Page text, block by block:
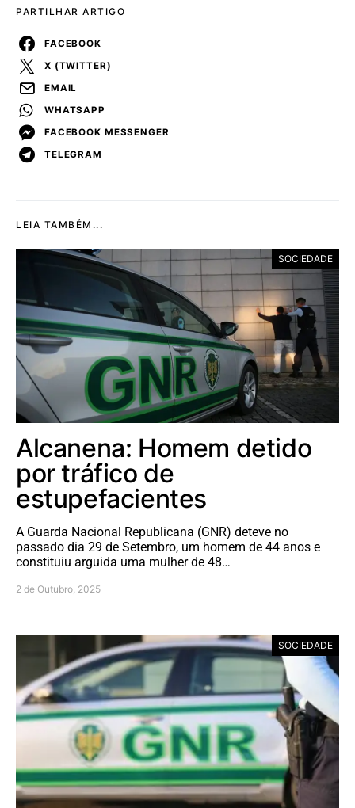
PARTILHAR ARTIGO
FACEBOOK
X (TWITTER)
EMAIL
WHATSAPP
FACEBOOK MESSENGER
TELEGRAM
LEIA TAMBÉM...
SOCIEDADE
Alcanena: Homem detido
por tráfico de
estupefacientes
A Guarda Nacional Republicana (GNR) deteve no
passado dia 29 de Setembro, um homem de 44 anos e
constituiu arguida uma mulher de 48…
2 de Outubro, 2025
SOCIEDADE